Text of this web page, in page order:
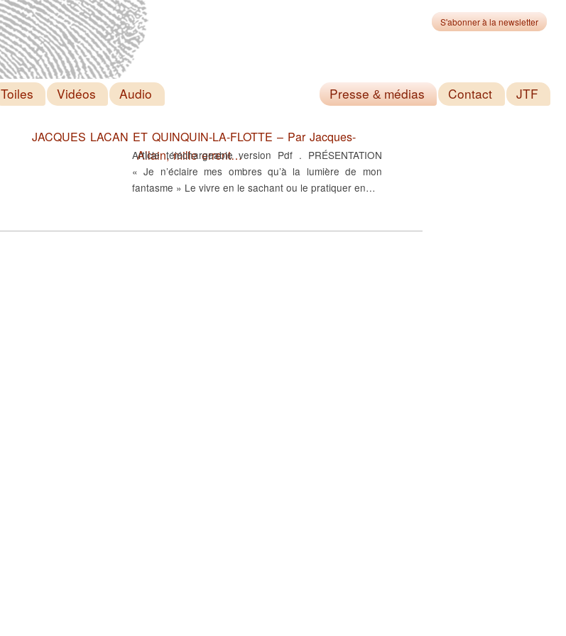
S'abonner à la newsletter
Toiles Vidéos Audio JTF
Contact
Presse&médias
JACQUES LACAN ET QUINQUIN-LA-FLOTTE – Par Jacques-
Allain, mille errent…
Article téléchargeable version Pdf . PRÉSENTATION
« Je n’éclaire mes ombres qu’à la lumière de mon
fantasme » Le vivre en le sachant ou le pratiquer en…